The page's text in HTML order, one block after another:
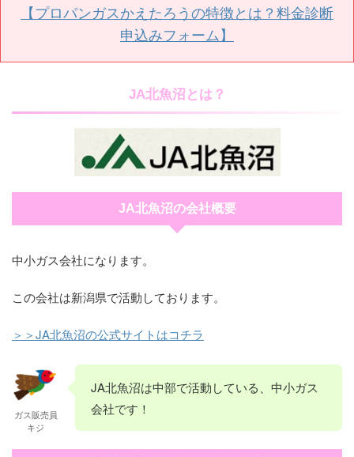
【プロパンガスかえたろうの特徴とは？料金診断
申込みフォーム】
JA北魚沼とは？
JA北魚沼の会社概要
中小ガス会社になります。
この会社は新潟県で活動しております。
＞＞JA北魚沼の公式サイトはコチラ
ガス販売員
キジ
JA北魚沼は中部で活動している、中小ガス
会社です！